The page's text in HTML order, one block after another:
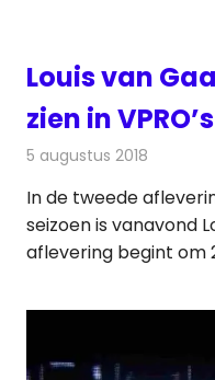
Louis van
zien in
5 augustus 2018
In de tweede
seizoen is vanavond
aflevering begint om